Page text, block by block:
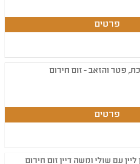
פטר והזאב - זום חירום
עם שולי ומשה דיין זום חירום